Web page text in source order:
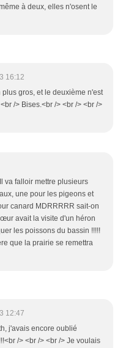
à deux, elles n'osent le
16:12
plus gros, et le deuxième n'est
/> Bises.<br /> <br /> <br />
va falloir mettre plusieurs
une pour les pigeons et
canard MDRRRRR sait-on
avait la visite d'un héron
les poissons du bassin !!!!!
que la prairie se remettra
12:47
j'avais encore oublié
/> <br /> <br /> Je voulais